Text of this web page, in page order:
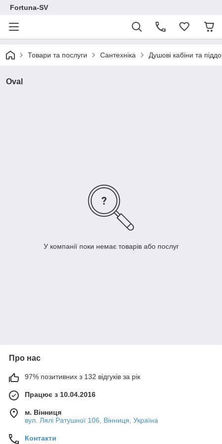
Fortuna-SV
Товари та послуги Сантехніка Душові кабіни та
Oval
У компанії поки немає товарів або послуг
Про нас
97% позитивних з 132 відгуків за рік
Працює з 10.04.2016
м. Вінниця
вул. Лялі Ратушної 106, Вінниця, Україна
Контакти